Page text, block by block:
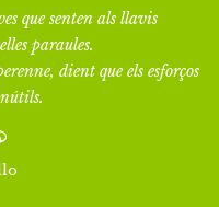
que senten als llavis
paraules.
dient que els esforços